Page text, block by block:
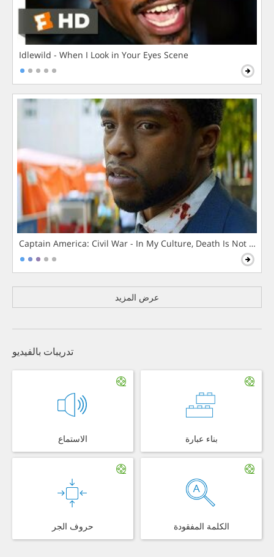
Idlewild - When I Look in Your Eyes Scene
Captain America: Civil War - In My Culture, Death Is Not The
عرض المزيد
تدريبات بالفيديو
الاستماع بناء عبارة
حروف الجر الكلمة المفقودة